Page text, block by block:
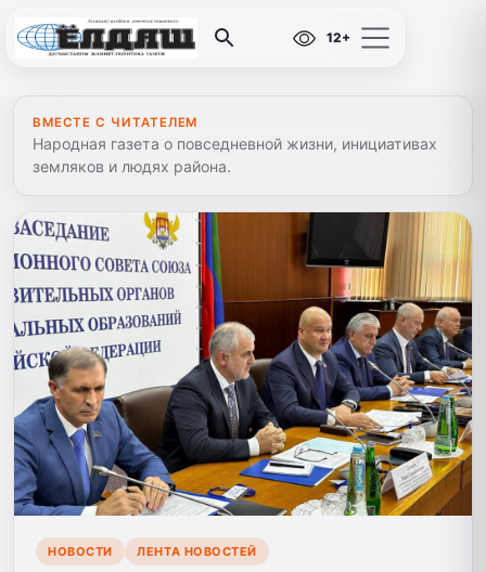
12+
ВМЕСТЕ С ЧИТАТЕЛЕМ
Народная газета о повседневной жизни, инициативах
земляков и людях района.
НОВОСТИ ЛЕНТА НОВОСТЕЙ